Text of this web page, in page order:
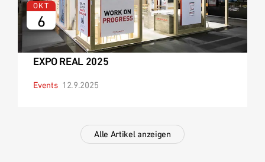
OKT
6
EXPO REAL 2025
Events 12.9.2025
Alle Artikel anzeigen